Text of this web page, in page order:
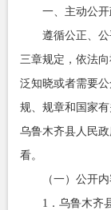
一、主动公
遵循公正、
三章规定，依法
泛知晓或者需要
规、规章和国家
乌鲁木齐县人民政
看。
（一）公开
1．乌鲁木齐